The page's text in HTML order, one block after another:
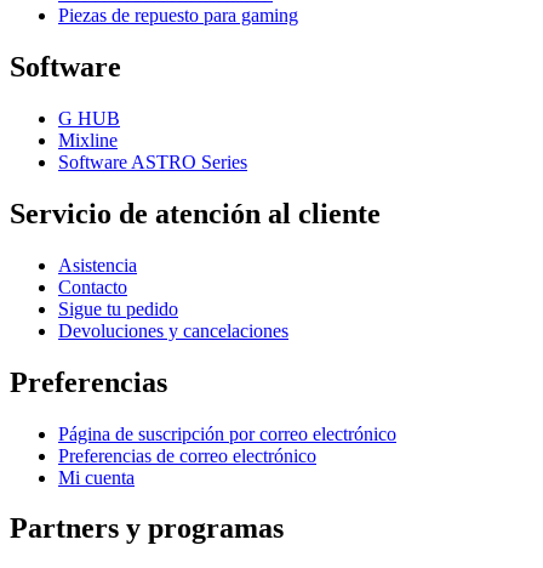
Piezas de repuesto para gaming
Software
G HUB
Mixline
Software ASTRO Series
Servicio de atención al cliente
Asistencia
Contacto
Sigue tu pedido
Devoluciones y cancelaciones
Preferencias
Página de suscripción por correo electrónico
Preferencias de correo electrónico
Mi cuenta
Partners y programas